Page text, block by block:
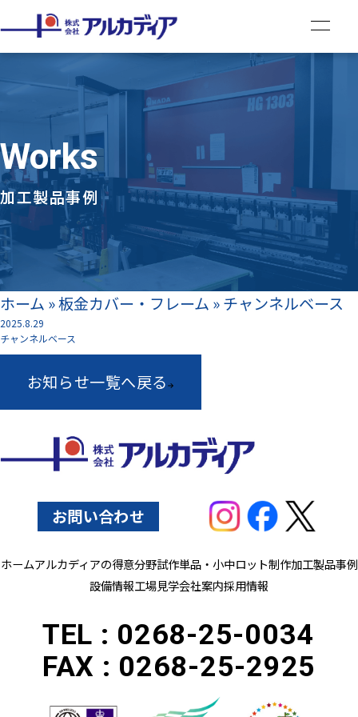
Works
加工製品事例
ホーム »板金カバー・フレーム »チャンネルベース
2025.8.29
チャンネルベース
お知らせ一覧へ戻る
ホームアルカディアの得意分野試作単品・小中ロット制作加工製品事例
設備情報工場見学会社案内採用情報
お問い合わせ
TEL : 0268-25-0034
FAX : 0268-25-2925